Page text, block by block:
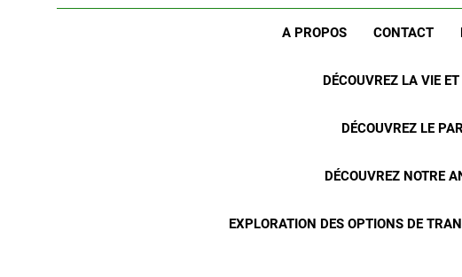
A PROPOS CONTACT
DÉCOUVREZ LA VIE
DÉCOUVREZ LE
DÉCOUVREZ NOTRE
EXPLORATION DES OPTIONS DE